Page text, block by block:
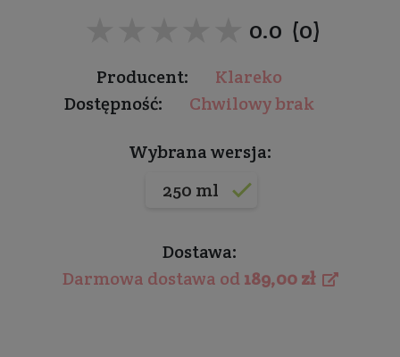
0.0 (0)
Producent:
Klareko
Dostępność:
Chwilowy brak
Wybrana wersja:
250 ml
Dostawa:
Darmowa dostawa od189,00 zł